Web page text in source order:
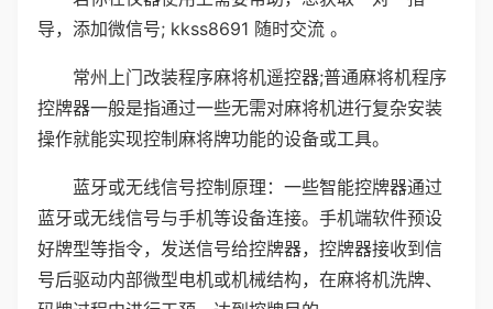
导，添加微信号; kkss8691 随时交流 。
常州上门改装程序麻将机遥控器;普通麻将机程序
控牌器一般是指通过一些无需对麻将机进行复杂安装
操作就能实现控制麻将牌功能的设备或工具。
蓝牙或无线信号控制原理：一些智能控牌器通过
蓝牙或无线信号与手机等设备连接。手机端软件预设
好牌型等指令，发送信号给控牌器，控牌器接收到信
号后驱动内部微型电机或机械结构，在麻将机洗牌、